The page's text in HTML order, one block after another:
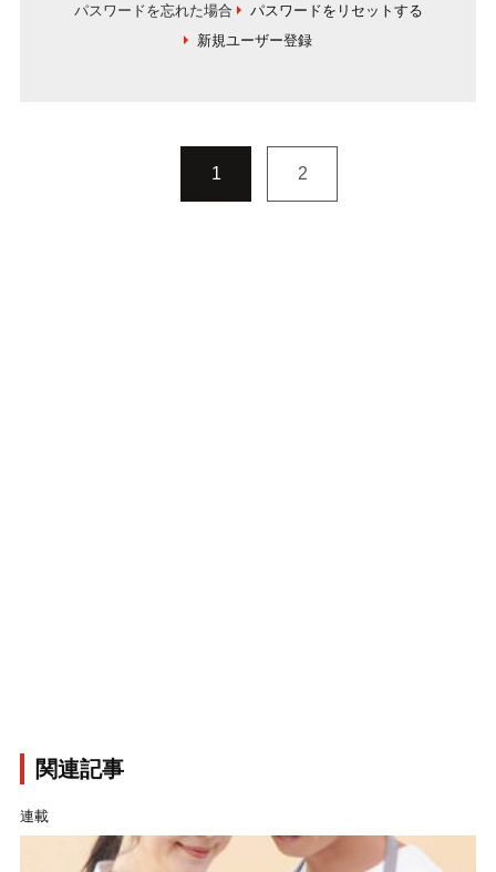
パスワードを忘れた場合
パスワードをリセットする
新規ユーザー登録
1 2
関連記事
連載